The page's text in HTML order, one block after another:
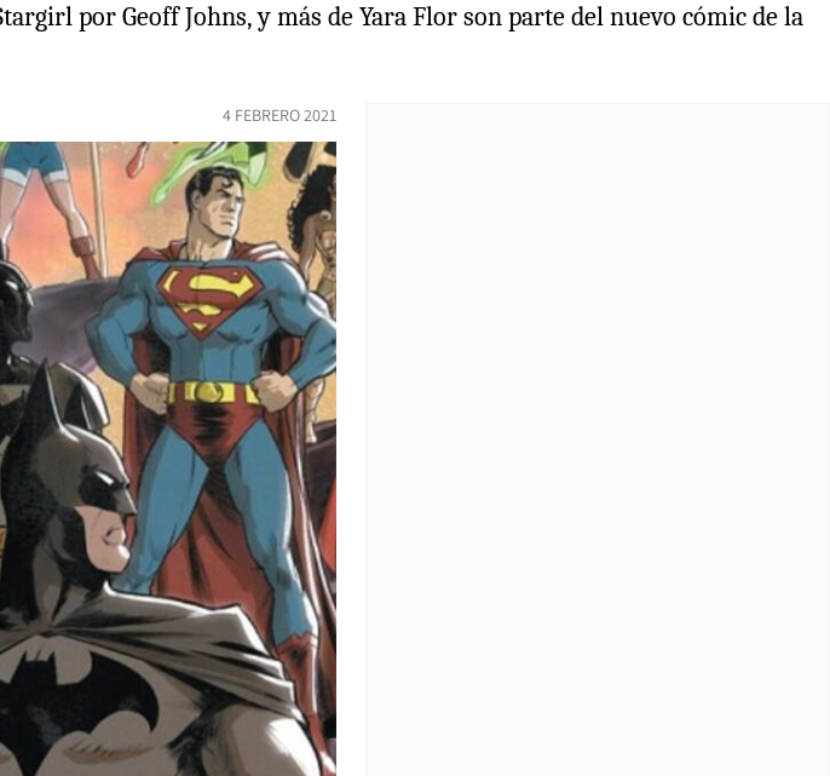
por Geoff Johns, y más de Yara Flor son parte del nuevo cómic de la
4 FEBRERO 2021